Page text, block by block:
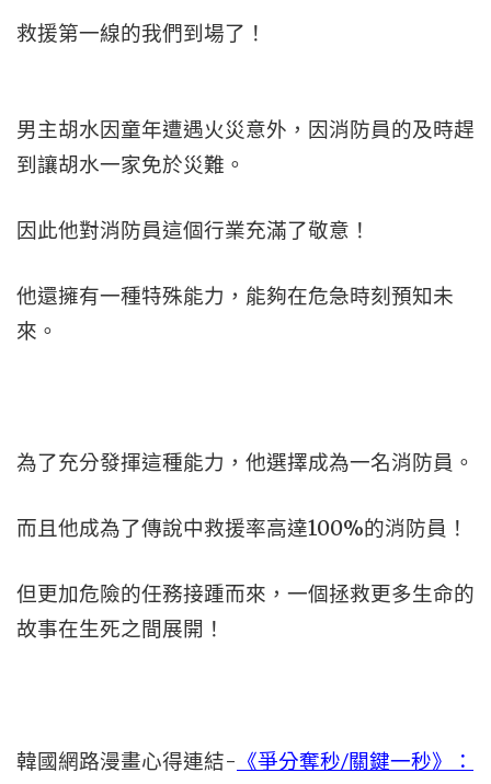
救援第一線的我們到場了！
男主胡水因童年遭遇火災意外，因消防員的及時趕
到讓胡水一家免於災難。
因此他對消防員這個行業充滿了敬意！
他還擁有一種特殊能力，能夠在危急時刻預知未
來。
為了充分發揮這種能力，他選擇成為一名消防員。
而且他成為了傳說中救援率高達100%的消防員！
但更加危險的任務接踵而來，一個拯救更多生命的
故事在生死之間展開！
韓國網路漫畫心得連結- 《爭分奪秒/關鍵一秒》：